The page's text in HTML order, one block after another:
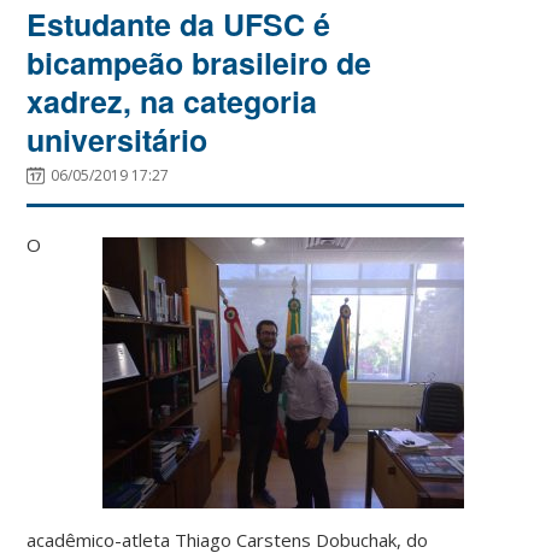
Estudante da UFSC é
bicampeão brasileiro de
xadrez, na categoria
universitário
06/05/2019 17:27
O
acadêmico-atleta Thiago Carstens Dobuchak, do